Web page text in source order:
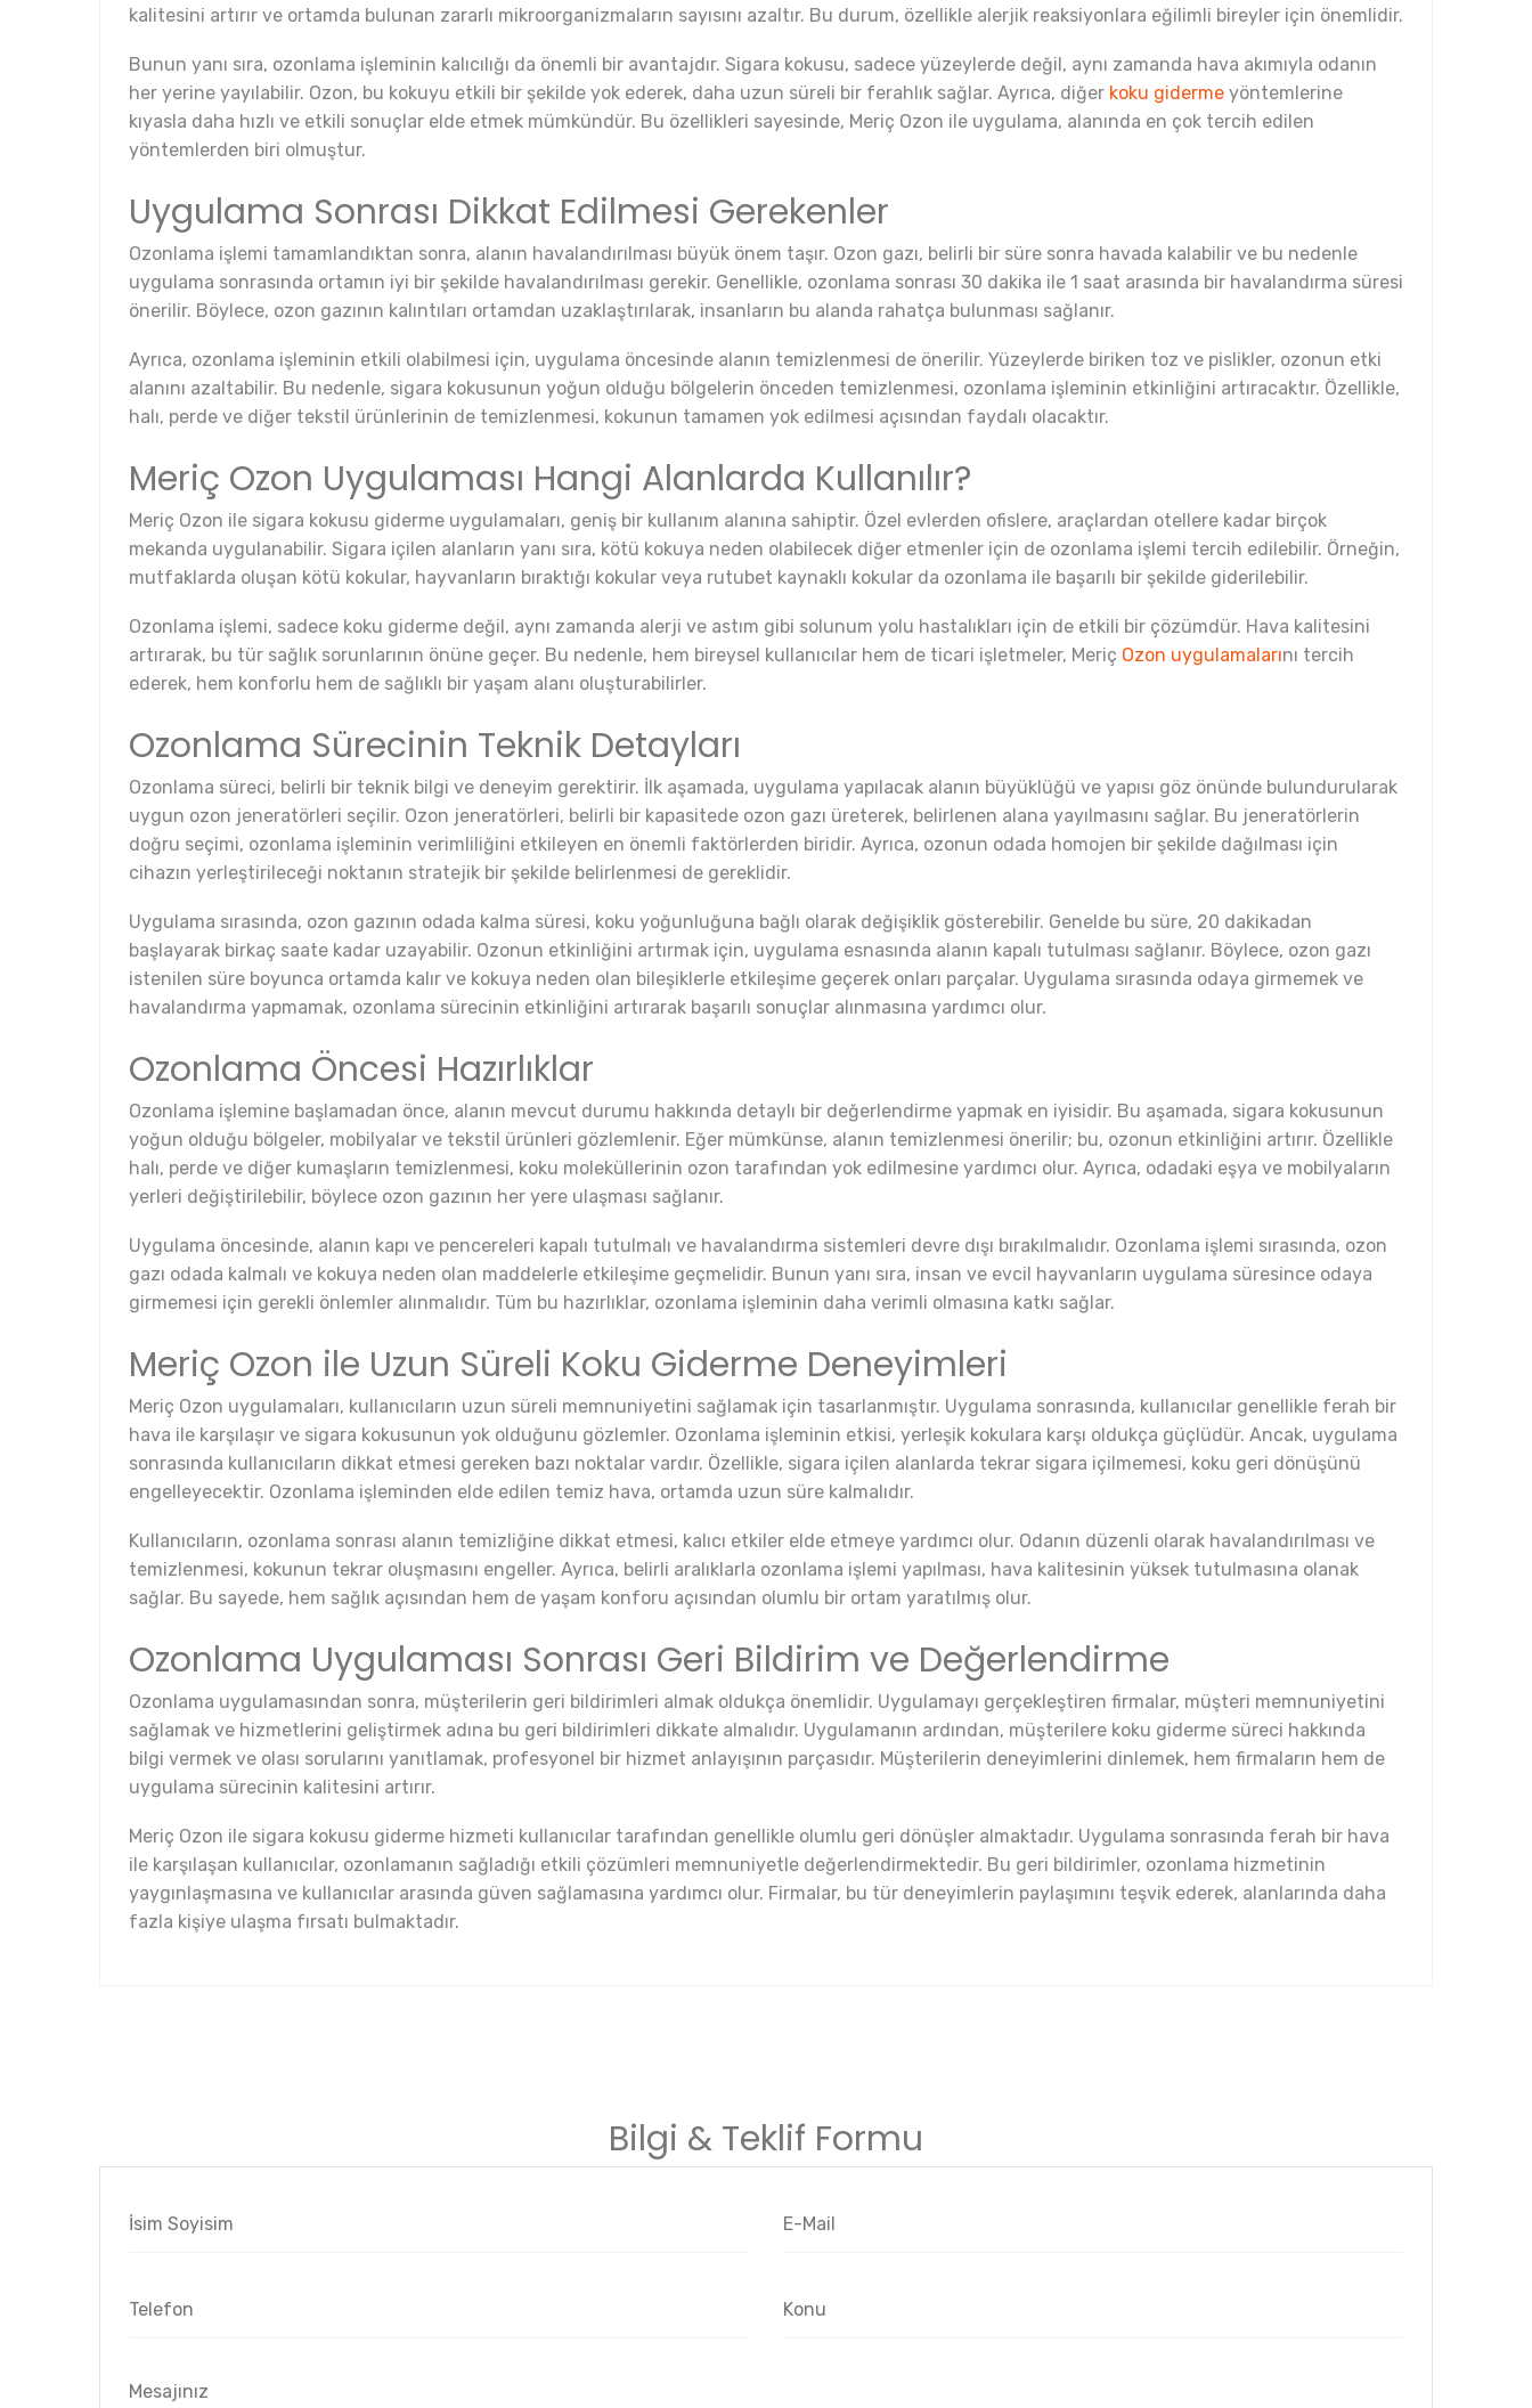
kalitesini artırır ve ortamda bulunan zararlı mikroorganizmaların sayısını azaltır. Bu durum, özellikle alerjik reaksiyonlara eğilimli bireyler için önemlidir.
Bunun yanı sıra, ozonlama işleminin kalıcılığı da önemli bir avantajdır. Sigara kokusu, sadece yüzeylerde değil, aynı zamanda hava akımıyla odanın
her yerine yayılabilir. Ozon, bu kokuyu etkili bir şekilde yok ederek, daha uzun süreli bir ferahlık sağlar. Ayrıca, diğer koku giderme yöntemlerine
kıyasla daha hızlı ve etkili sonuçlar elde etmek mümkündür. Bu özellikleri sayesinde, Meriç Ozon ile uygulama, alanında en çok tercih edilen
yöntemlerden biri olmuştur.
Uygulama Sonrası Dikkat Edilmesi Gerekenler
Ozonlama işlemi tamamlandıktan sonra, alanın havalandırılması büyük önem taşır. Ozon gazı, belirli bir süre sonra havada kalabilir ve bu nedenle
uygulama sonrasında ortamın iyi bir şekilde havalandırılması gerekir. Genellikle, ozonlama sonrası 30 dakika ile 1 saat arasında bir havalandırma süresi
önerilir. Böylece, ozon gazının kalıntıları ortamdan uzaklaştırılarak, insanların bu alanda rahatça bulunması sağlanır.
Ayrıca, ozonlama işleminin etkili olabilmesi için, uygulama öncesinde alanın temizlenmesi de önerilir. Yüzeylerde biriken toz ve pislikler, ozonun etki
alanını azaltabilir. Bu nedenle, sigara kokusunun yoğun olduğu bölgelerin önceden temizlenmesi, ozonlama işleminin etkinliğini artıracaktır. Özellikle,
halı, perde ve diğer tekstil ürünlerinin de temizlenmesi, kokunun tamamen yok edilmesi açısından faydalı olacaktır.
Meriç Ozon Uygulaması Hangi Alanlarda Kullanılır?
Meriç Ozon ile sigara kokusu giderme uygulamaları, geniş bir kullanım alanına sahiptir. Özel evlerden ofislere, araçlardan otellere kadar birçok
mekanda uygulanabilir. Sigara içilen alanların yanı sıra, kötü kokuya neden olabilecek diğer etmenler için de ozonlama işlemi tercih edilebilir. Örneğin,
mutfaklarda oluşan kötü kokular, hayvanların bıraktığı kokular veya rutubet kaynaklı kokular da ozonlama ile başarılı bir şekilde giderilebilir.
Ozonlama işlemi, sadece koku giderme değil, aynı zamanda alerji ve astım gibi solunum yolu hastalıkları için de etkili bir çözümdür. Hava kalitesini
artırarak, bu tür sağlık sorunlarının önüne geçer. Bu nedenle, hem bireysel kullanıcılar hem de ticari işletmeler, Meriç Ozon uygulamalarını tercih
ederek, hem konforlu hem de sağlıklı bir yaşam alanı oluşturabilirler.
Ozonlama Sürecinin Teknik Detayları
Ozonlama süreci, belirli bir teknik bilgi ve deneyim gerektirir. İlk aşamada, uygulama yapılacak alanın büyüklüğü ve yapısı göz önünde bulundurularak
uygun ozon jeneratörleri seçilir. Ozon jeneratörleri, belirli bir kapasitede ozon gazı üreterek, belirlenen alana yayılmasını sağlar. Bu jeneratörlerin
doğru seçimi, ozonlama işleminin verimliliğini etkileyen en önemli faktörlerden biridir. Ayrıca, ozonun odada homojen bir şekilde dağılması için
cihazın yerleştirileceği noktanın stratejik bir şekilde belirlenmesi de gereklidir.
Uygulama sırasında, ozon gazının odada kalma süresi, koku yoğunluğuna bağlı olarak değişiklik gösterebilir. Genelde bu süre, 20 dakikadan
başlayarak birkaç saate kadar uzayabilir. Ozonun etkinliğini artırmak için, uygulama esnasında alanın kapalı tutulması sağlanır. Böylece, ozon gazı
istenilen süre boyunca ortamda kalır ve kokuya neden olan bileşiklerle etkileşime geçerek onları parçalar. Uygulama sırasında odaya girmemek ve
havalandırma yapmamak, ozonlama sürecinin etkinliğini artırarak başarılı sonuçlar alınmasına yardımcı olur.
Ozonlama Öncesi Hazırlıklar
Ozonlama işlemine başlamadan önce, alanın mevcut durumu hakkında detaylı bir değerlendirme yapmak en iyisidir. Bu aşamada, sigara kokusunun
yoğun olduğu bölgeler, mobilyalar ve tekstil ürünleri gözlemlenir. Eğer mümkünse, alanın temizlenmesi önerilir; bu, ozonun etkinliğini artırır. Özellikle
halı, perde ve diğer kumaşların temizlenmesi, koku moleküllerinin ozon tarafından yok edilmesine yardımcı olur. Ayrıca, odadaki eşya ve mobilyaların
yerleri değiştirilebilir, böylece ozon gazının her yere ulaşması sağlanır.
Uygulama öncesinde, alanın kapı ve pencereleri kapalı tutulmalı ve havalandırma sistemleri devre dışı bırakılmalıdır. Ozonlama işlemi sırasında, ozon
gazı odada kalmalı ve kokuya neden olan maddelerle etkileşime geçmelidir. Bunun yanı sıra, insan ve evcil hayvanların uygulama süresince odaya
girmemesi için gerekli önlemler alınmalıdır. Tüm bu hazırlıklar, ozonlama işleminin daha verimli olmasına katkı sağlar.
Meriç Ozon ile Uzun Süreli Koku Giderme Deneyimleri
Meriç Ozon uygulamaları, kullanıcıların uzun süreli memnuniyetini sağlamak için tasarlanmıştır. Uygulama sonrasında, kullanıcılar genellikle ferah bir
hava ile karşılaşır ve sigara kokusunun yok olduğunu gözlemler. Ozonlama işleminin etkisi, yerleşik kokulara karşı oldukça güçlüdür. Ancak, uygulama
sonrasında kullanıcıların dikkat etmesi gereken bazı noktalar vardır. Özellikle, sigara içilen alanlarda tekrar sigara içilmemesi, koku geri dönüşünü
engelleyecektir. Ozonlama işleminden elde edilen temiz hava, ortamda uzun süre kalmalıdır.
Kullanıcıların, ozonlama sonrası alanın temizliğine dikkat etmesi, kalıcı etkiler elde etmeye yardımcı olur. Odanın düzenli olarak havalandırılması ve
temizlenmesi, kokunun tekrar oluşmasını engeller. Ayrıca, belirli aralıklarla ozonlama işlemi yapılması, hava kalitesinin yüksek tutulmasına olanak
sağlar. Bu sayede, hem sağlık açısından hem de yaşam konforu açısından olumlu bir ortam yaratılmış olur.
Ozonlama Uygulaması Sonrası Geri Bildirim ve Değerlendirme
Ozonlama uygulamasından sonra, müşterilerin geri bildirimleri almak oldukça önemlidir. Uygulamayı gerçekleştiren firmalar, müşteri memnuniyetini
sağlamak ve hizmetlerini geliştirmek adına bu geri bildirimleri dikkate almalıdır. Uygulamanın ardından, müşterilere koku giderme süreci hakkında
bilgi vermek ve olası sorularını yanıtlamak, profesyonel bir hizmet anlayışının parçasıdır. Müşterilerin deneyimlerini dinlemek, hem firmaların hem de
uygulama sürecinin kalitesini artırır.
Meriç Ozon ile sigara kokusu giderme hizmeti kullanıcılar tarafından genellikle olumlu geri dönüşler almaktadır. Uygulama sonrasında ferah bir hava
ile karşılaşan kullanıcılar, ozonlamanın sağladığı etkili çözümleri memnuniyetle değerlendirmektedir. Bu geri bildirimler, ozonlama hizmetinin
yaygınlaşmasına ve kullanıcılar arasında güven sağlamasına yardımcı olur. Firmalar, bu tür deneyimlerin paylaşımını teşvik ederek, alanlarında daha
fazla kişiye ulaşma fırsatı bulmaktadır.
Bilgi & Teklif Formu